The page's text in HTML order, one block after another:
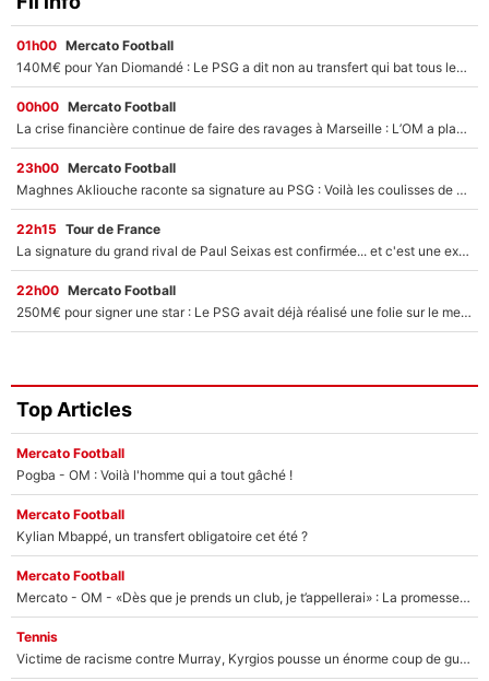
01h00 Mercato Football
140M€ pour Yan Diomandé : Le PSG a dit non au transfert qui bat tous les records sur le mercato
00h00 Mercato Football
La crise financière continue de faire des ravages à Marseille : L’OM a placé 12 joueurs sur le marché des transferts… et ça pourrait lui rapporter près de 100M€ !
23h00 Mercato Football
Maghnes Akliouche raconte sa signature au PSG : Voilà les coulisses de son transfert de rêve à 50M€
22h15 Tour de France
La signature du grand rival de Paul Seixas est confirmée... et c'est une excellente nouvelle pour l'équipe Decathlon-CMA CGM !
22h00 Mercato Football
250M€ pour signer une star : Le PSG avait déjà réalisé une folie sur le mercato bien avant Neymar !
Top Articles
Mercato Football
Pogba - OM : Voilà l'homme qui a tout gâché !
Mercato Football
Kylian Mbappé, un transfert obligatoire cet été ?
Mercato Football
Mercato - OM - «Dès que je prends un club, je t’appellerai» : La promesse de Marcelino au moment de claquer la porte
Tennis
Victime de racisme contre Murray, Kyrgios pousse un énorme coup de gueule !